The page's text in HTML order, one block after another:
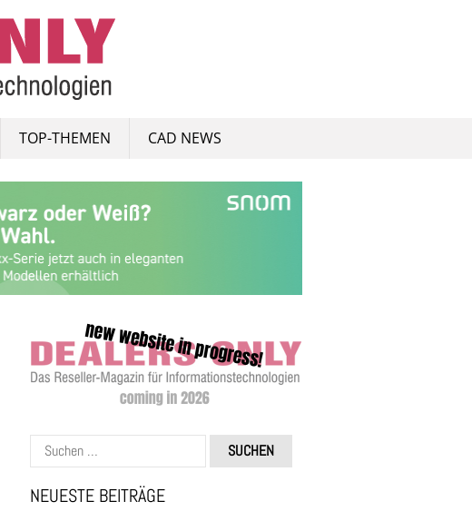
TOP-THEMEN CAD NEWS
Suchen
nach:
NEUESTE BEITRÄGE